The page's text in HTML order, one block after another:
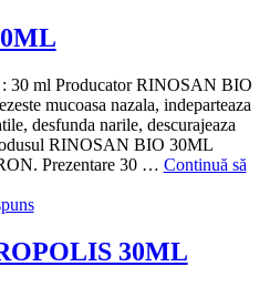
30 ml Producator RINOSAN BIO
mucoasa nazala, indeparteaza
desfunda narile, descurajeaza
RINOSAN BIO 30ML
Prezentare 30 … Continuă să
30ML